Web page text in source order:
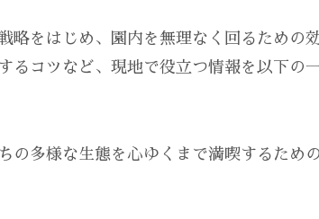
略をはじめ、園内を無理なく回るための
るコツなど、現地で役立つ情報を以下の
の多様な生態を心ゆくまで満喫するため